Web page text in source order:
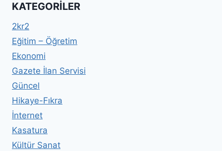
KATEGORILER
2kr2
Eğitim – Öğretim
Ekonomi
Gazete İlan Servisi
Güncel
Hikaye-Fıkra
İnternet
Kasatura
Kültür Sanat